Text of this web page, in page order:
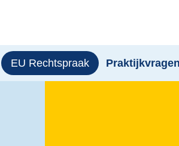
EU Rechtspraak Praktijkvragen